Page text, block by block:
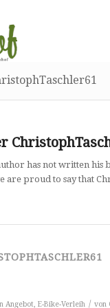
has not written his
are proud to say that
Angebot,E-Bike-Verleih / von